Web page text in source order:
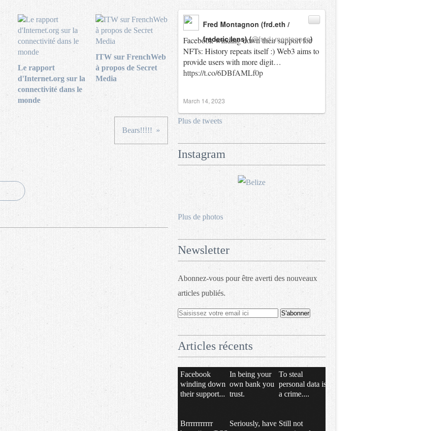
Le rapport
d'Internet.org sur la
connectivité dans le
monde
ITW sur FrenchWeb
à propos de Secret
Media
Bears!!!!!
Facebook winding down their support for
NFTs: History repeats itself :) Web3 aims to
provide users with more digit…
https://t.co/6DBfAMLf0p
Fred Montagnon (frd.eth /
frederic.lens) (@fred_montagnon)
March 14, 2023
Plus de tweets
Instagram
Plus de photos
Newsletter
Abonnez-vous pour être averti des nouveaux
articles publiés.
Articles récents
Facebook
winding down
their support...
In being your
own bank you
trust.
To steal
personal data is
a crime....
Brrrrrrrrrrr
Seriously, have Still not